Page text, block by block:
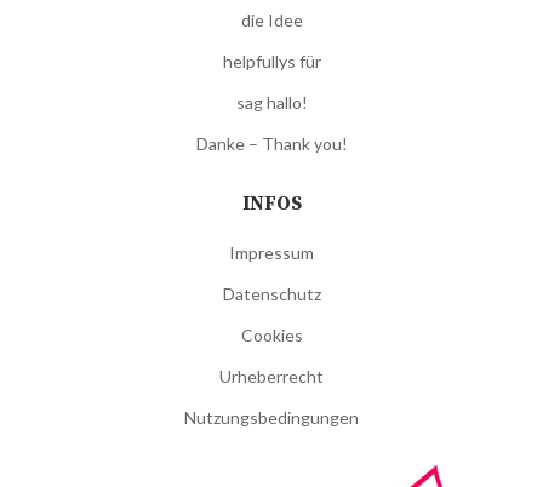
die Idee
helpfullys für
sag hallo!
Danke – Thank you!
INFOS
Impressum
Datenschutz
Cookies
Urheberrecht
Nutzungsbedingungen